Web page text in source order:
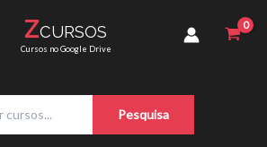
ZCURSOS
Cursos no Google Drive
s
Pesquisa